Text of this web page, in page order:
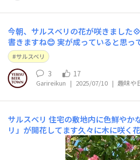
今朝、サルスベリの花が咲きました
書きますね😊 実が成っていると思っ
た感じです🎉🎉 近くで､まじまじ見る
ね💠 実かと思っていたものが、弾け
がでできた感じです💠💠
サルスベリ
3 17
Garireikun | 2025/07/10 | 趣味や
サルスベリ 住宅の敷地内に色鮮やか
リ」が開花してます久々に木に咲く
陽ざしがこぼれて綺麗です